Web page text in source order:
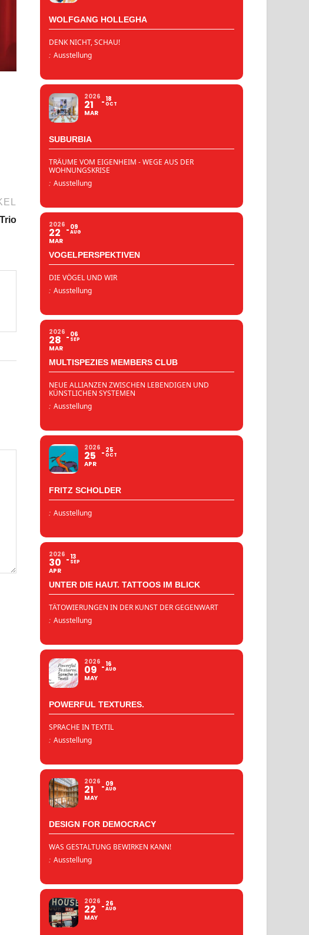
WOLFGANG HOLLEGHA
DENK NICHT, SCHAU!
: Ausstellung
2026
21
MAR
18
OCT
SUBURBIA
TRÄUME VOM EIGENHEIM - WEGE AUS DER
WOHNUNGSKRISE
: Ausstellung
2026
22
MAR
09
AUG
VOGELPERSPEKTIVEN
DIE VÖGEL UND WIR
: Ausstellung
2026
28
MAR
06
SEP
MULTISPEZIES MEMBERS CLUB
NEUE ALLIANZEN ZWISCHEN LEBENDIGEN UND
KÜNSTLICHEN SYSTEMEN
: Ausstellung
2026
25
APR
25
OCT
FRITZ SCHOLDER
: Ausstellung
2026
30
APR
13
SEP
UNTER DIE HAUT. TATTOOS IM BLICK
TÄTOWIERUNGEN IN DER KUNST DER GEGENWART
: Ausstellung
2026
09
MAY
16
AUG
POWERFUL TEXTURES.
SPRACHE IN TEXTIL
: Ausstellung
2026
21
MAY
09
AUG
DESIGN FOR DEMOCRACY
WAS GESTALTUNG BEWIRKEN KANN!
: Ausstellung
2026
22
MAY
26
AUG